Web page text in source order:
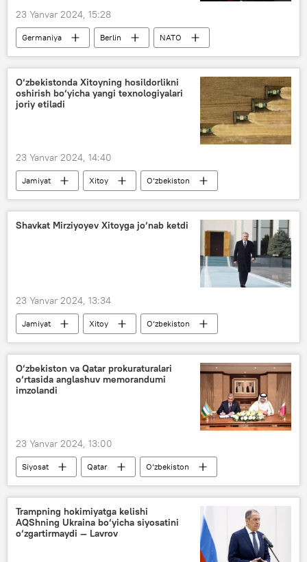
23 Yanvar 2024, 15:28
Germaniya Berlin
NATO
Dunyo yangiliklari
Rossiya
O‘zbekistonda Xitoyning hosildorlikni
oshirish bo‘yicha yangi texnologiyalari
joriy etiladi
23 Yanvar 2024, 14:40
Jamiyat Xitoy
O‘zbekiston
qishloq
Qishloq xo‘jaligi vazirligi
Baliq
Shavkat Mirziyoyev Xitoyga jo‘nab ketdi
23 Yanvar 2024, 13:34
Jamiyat Xitoy
O‘zbekiston
Shavkat Mirziyoyev
Si Szinpin
O‘zbekiston va Qatar prokuraturalari
o‘rtasida anglashuv memorandumi
imzolandi
23 Yanvar 2024, 13:00
Siyosat Qatar
O‘zbekiston
Bosh prokuratura
korrupsiya
Nig‘matilla Yo‘ldoshev
Akmal Burxanov
Trampning hokimiyatga kelishi
AQShning Ukraina bo‘yicha siyosatini
o‘zgartirmaydi — Lavrov